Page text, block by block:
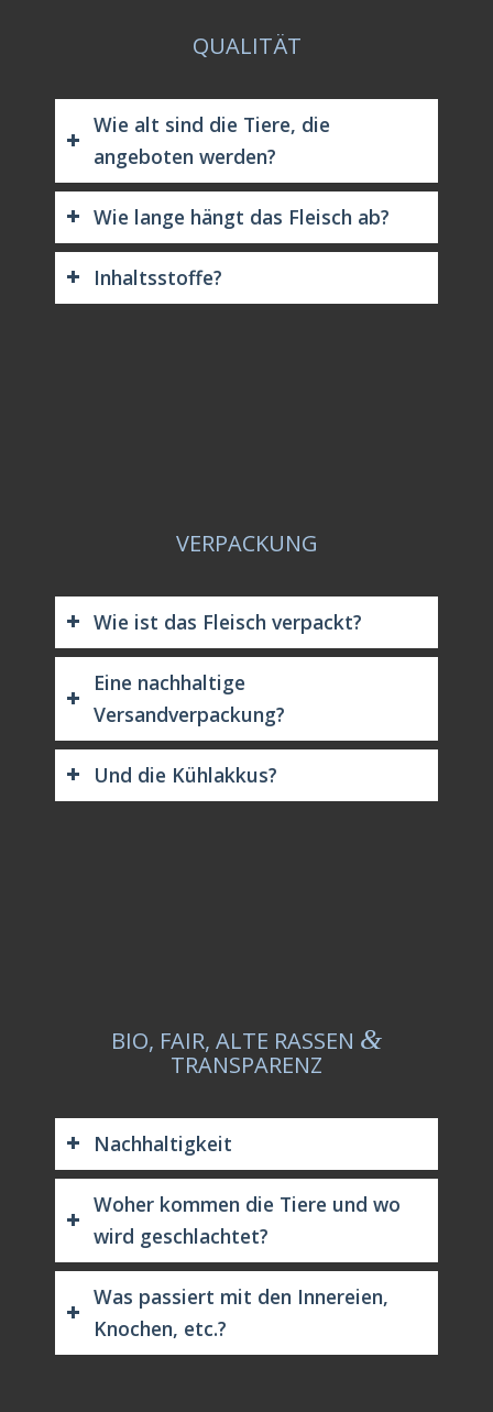
QUALITÄT
Wie alt sind die Tiere, die
angeboten werden?
Wie lange hängt das Fleisch ab?
Inhaltsstoffe?
VERPACKUNG
Wie ist das Fleisch verpackt?
Eine nachhaltige
Versandverpackung?
Und die Kühlakkus?
BIO, FAIR, ALTE RASSEN &
TRANSPARENZ
Nachhaltigkeit
Woher kommen die Tiere und wo
wird geschlachtet?
Was passiert mit den Innereien,
Knochen, etc.?